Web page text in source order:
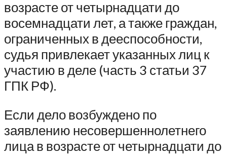
возрасте от четырнадцати до
восемнадцати лет, а также граждан,
ограниченных в дееспособности,
судья привлекает указанных лиц к
участию в деле (часть 3 статьи 37
ГПК РФ).
Если дело возбуждено по
заявлению несовершеннолетнего
лица в возрасте от четырнадцати до